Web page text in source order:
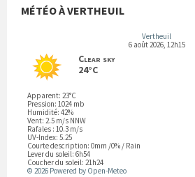
MÉTÉO À VERTHEUIL
Vertheuil
6 août 2026, 12h15
Clear sky
24°C
Apparent: 23°C
Pression: 1024 mb
Humidité: 42%
Vent: 2.5 m/s NNW
Rafales : 10.3 m/s
UV-Index: 5.25
Courte description: 0mm /0% / Rain
Lever du soleil: 6h54
Coucher du soleil: 21h24
© 2026 Powered by Open-Meteo